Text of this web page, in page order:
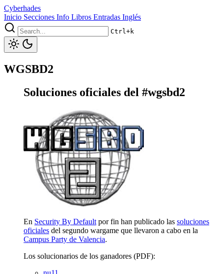
Cyberhades
Inicio Secciones Info Libros Entradas Inglés
Ctrl+k
WGSBD2
Soluciones oficiales del #wgsbd2
En Security By Default por fin han publicado las soluciones
oficiales del segundo wargame que llevaron a cabo en la
Campus Party de Valencia.
Los solucionarios de los ganadores (PDF):